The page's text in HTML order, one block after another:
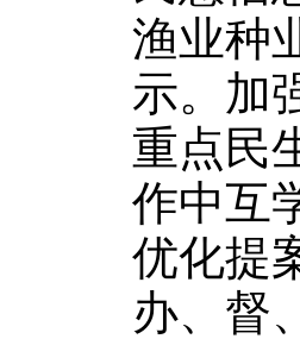
渔业种
示。加
重点民
作中互
优化提
办、督